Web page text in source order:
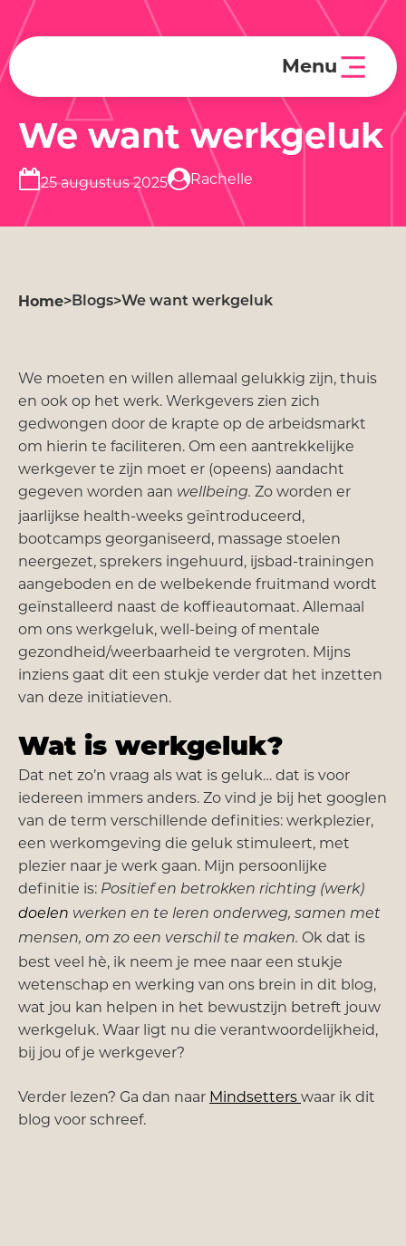
Menu
We want werkgeluk
25 augustus 2025 Rachelle
Home>Blogs>We want werkgeluk
We moeten en willen allemaal gelukkig zijn, thuis
en ook op het werk. Werkgevers zien zich
gedwongen door de krapte op de arbeidsmarkt
om hierin te faciliteren. Om een aantrekkelijke
werkgever te zijn moet er (opeens) aandacht
gegeven worden aan wellbeing. Zo worden er
jaarlijkse health-weeks geïntroduceerd,
bootcamps georganiseerd, massage stoelen
neergezet, sprekers ingehuurd, ijsbad-trainingen
aangeboden en de welbekende fruitmand wordt
geïnstalleerd naast de koffieautomaat. Allemaal
om ons werkgeluk, well-being of mentale
gezondheid/weerbaarheid te vergroten. Mijns
inziens gaat dit een stukje verder dat het inzetten
van deze initiatieven.
Wat is werkgeluk?
Dat net zo’n vraag als wat is geluk… dat is voor
iedereen immers anders. Zo vind je bij het googlen
van de term verschillende definities: werkplezier,
een werkomgeving die geluk stimuleert, met
plezier naar je werk gaan. Mijn persoonlijke
definitie is: Positief en betrokken richting (werk)
doelen werken en te leren onderweg, samen met
mensen, om zo een verschil te maken. Ok dat is
best veel hè, ik neem je mee naar een stukje
wetenschap en werking van ons brein in dit blog,
wat jou kan helpen in het bewustzijn betreft jouw
werkgeluk. Waar ligt nu die verantwoordelijkheid,
bij jou of je werkgever?
Verder lezen? Ga dan naar Mindsetters waar ik dit
blog voor schreef.